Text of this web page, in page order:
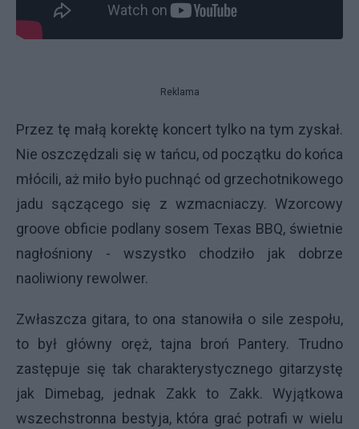
Reklama
Przez tę małą korektę koncert tylko na tym zyskał.
Nie oszczędzali się w tańcu, od początku do końca
młócili, aż miło było puchnąć od grzechotnikowego
jadu sączącego się z wzmacniaczy. Wzorcowy
groove obficie podlany sosem Texas BBQ, świetnie
nagłośniony - wszystko chodziło jak dobrze
naoliwiony rewolwer.
Zwłaszcza gitara, to ona stanowiła o sile zespołu,
to był główny oręż, tajna broń Pantery. Trudno
zastępuje się tak charakterystycznego gitarzystę
jak Dimebag, jednak Zakk to Zakk. Wyjątkowa
wszechstronna bestyja, która grać potrafi w wielu